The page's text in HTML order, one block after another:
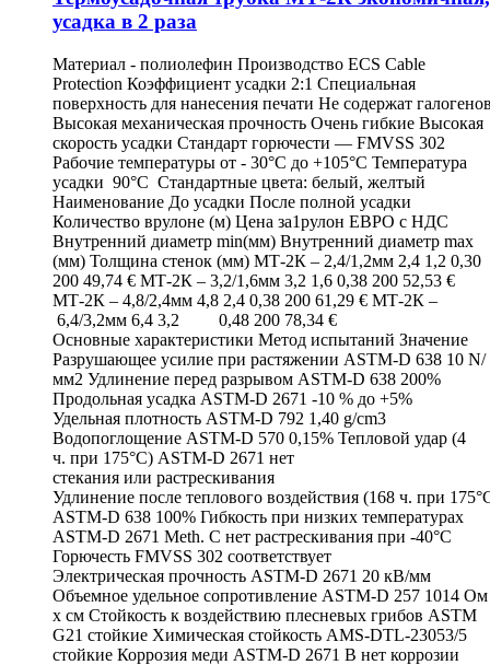
усадка в 2 раза
Материал - полиолефин Производство ECS Cable
Protection Коэффициент усадки 2:1 Специальная
поверхность для нанесения печати Не содержат
Высокая механическая прочность Очень гибкие Высокая
скорость усадки Стандарт горючести — FMVSS 302
Рабочие температуры от - 30°C до +105°C Температура
усадки 90°C Стандартные цвета: белый, желтый
Наименование До усадки После полной усадки
Количество врулоне (м) Цена за1рулон ЕВРО с НДС
Внутренний диаметр min(мм) Внутренний диаметр max
(мм) Толщина стенок (мм) МТ-2К – 2,4/1,2мм 2,4 1,2 0,30
200 49,74 € МТ-2К – 3,2/1,6мм 3,2 1,6 0,38 200 52,53 €
МТ-2К – 4,8/2,4мм 4,8 2,4 0,38 200 61,29 € МТ-2К –
6,4/3,2мм 6,4 3,2 0,48 200 78,34 €
Основные характеристики Метод испытаний Значение
Разрушающее усилие при растяжении ASTM-D 638 10 N/
мм2 Удлинение перед разрывом ASTM-D 638 200%
Продольная усадка ASTM-D 2671 -10 % до +5%
Удельная плотность ASTM-D 792 1,40 g/cm3
Водопоглощение ASTM-D 570 0,15% Тепловой удар (4
ч. при 175°C) ASTM-D 2671 нет
стекания или растрескивания
Удлинение после теплового воздействия (168 ч. при
ASTM-D 638 100% Гибкость при низких температурах
ASTM-D 2671 Meth. C нет растрескивания при -40°C
Горючесть FMVSS 302 соответствует
Электрическая прочность ASTM-D 2671 20 кВ/мм
Объемное удельное сопротивление ASTM-D 257 1014 Ом
x см Стойкость к воздействию плесневых грибов ASTM
G21 стойкие Химическая стойкость AMS-DTL-23053/5
стойкие Коррозия меди ASTM-D 2671 B нет коррозии